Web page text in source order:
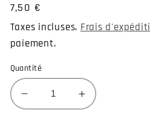
Prix
habituel
7,50 €
Taxes incluses.Frais
paiement.
Quantité
Réduire
Augmenter